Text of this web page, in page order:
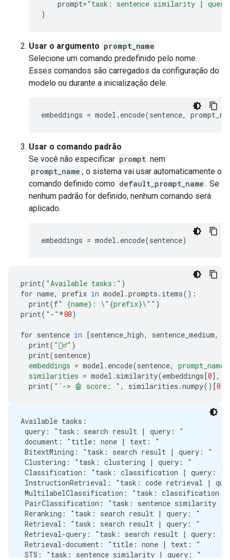
prompt="task: sentence similarity |
)
Usar o argumento prompt_name
Selecione um comando predefinido pelo nome.
Esses comandos são carregados da configuração do
modelo ou durante a inicialização dele.
embeddings = model . encode(sentence,
Usar o comando padrão
Se você não especificar prompt nem
prompt_name , o sistema vai usar automaticamente o
comando definido como default_prompt_name . Se
nenhum padrão for definido, nenhum comando será
aplicado.
embeddings = model . encode(sentence)
print( "Available tasks:" )
for name, prefix in model .prompts . items():
  print
(f" {name}: \" {prefix}\" " )
print( "-" *80)
for sentence in [sentence_high, sentence_medium,
  print
( "🙋‍♂️" )
  print
(sentence)
embeddings = model . encode(sentence, prompt_name
similarities = model . similarity(embeddings[0],
  print
( "`-> 🤖 score: " , similarities .numpy()[0
Available tasks:
query: "task: search result | query: "
document: "title: none | text: "
BitextMining: "task: search result | query: "
Clustering: "task: clustering | query: "
Classification: "task: classification | query: "
InstructionRetrieval: "task: code retrieval |
MultilabelClassification: "task: classification
PairClassification: "task: sentence similarity |
Reranking: "task: search result | query: "
Retrieval: "task: search result | query: "
Retrieval-query: "task: search result | query: "
Retrieval-document: "title: none | text: "
STS: "task: sentence similarity | query: "